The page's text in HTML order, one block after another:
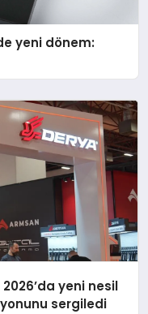
yeni dönem:
yeni nesil
sergiledi